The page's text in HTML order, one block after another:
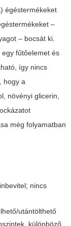
égéstermékeket
–
– bocsát ki.
fűtőelemet és
így nincs
hogy a
növényi glicerin,
még folyamatban
nincs
utántölthető
különböző